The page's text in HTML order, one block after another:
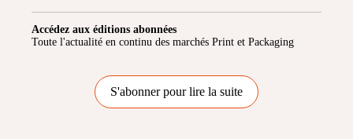
Accédez aux éditions abonnées
Toute l'actualité en continu des marchés Print et Packaging
S'abonner pour lire la suite